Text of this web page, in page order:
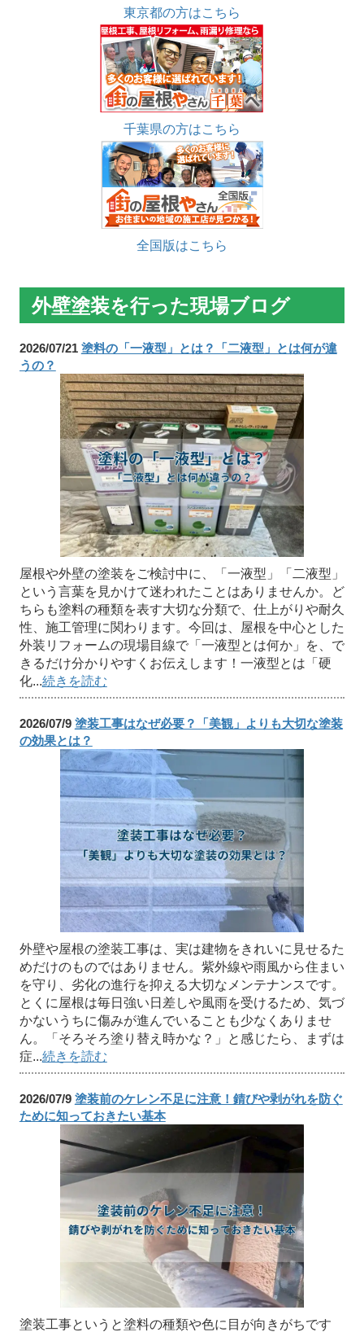
東京都の方はこちら
千葉県の方はこちら
全国版はこちら
外壁塗装を行った現場ブログ
2026/07/21 塗料の「一液型」とは？「二液型」とは何が違
うの？
屋根や外壁の塗装をご検討中に、「一液型」「二液型」
という言葉を見かけて迷われたことはありませんか。ど
ちらも塗料の種類を表す大切な分類で、仕上がりや耐久
性、施工管理に関わります。今回は、屋根を中心とした
外装リフォームの現場目線で「一液型とは何か」を、で
きるだけ分かりやすくお伝えします！一液型とは「硬
化...続きを読む
2026/07/9 塗装工事はなぜ必要？「美観」よりも大切な塗装
の効果とは？
外壁や屋根の塗装工事は、実は建物をきれいに見せるた
めだけのものではありません。紫外線や雨風から住まい
を守り、劣化の進行を抑える大切なメンテナンスです。
とくに屋根は毎日強い日差しや風雨を受けるため、気づ
かないうちに傷みが進んでいることも少なくありませ
ん。「そろそろ塗り替え時かな？」と感じたら、まずは
症...続きを読む
2026/07/9 塗装前のケレン不足に注意！錆びや剥がれを防ぐ
ために知っておきたい基本
塗装工事というと塗料の種類や色に目が向きがちです